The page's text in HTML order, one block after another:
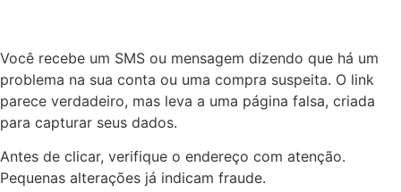
Você recebe um SMS ou mensagem dizendo que há um
problema na sua conta ou uma compra suspeita. O link
parece verdadeiro, mas leva a uma página falsa, criada
para capturar seus dados.
Antes de clicar, verifique o endereço com atenção.
Pequenas alterações já indicam fraude.